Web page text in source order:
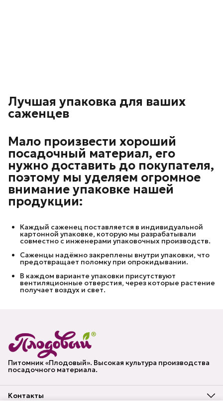
Лучшая упаковка для ваших
саженцев
Мало произвести хороший
посадочный материал, его
нужно доставить до покупателя,
поэтому мы уделяем огромное
внимание упаковке нашей
продукции:
Каждый саженец поставляется в индивидуальной
картонной упаковке, которую мы разрабатывали
совместно с инженерами упаковочных производств.
Саженцы надёжно закреплены внутри упаковки, что
предотвращает поломку при опрокидывании.
В каждом варианте упаковки присутствуют
вентиляционные отверстия, через которые растение
получает воздух и свет.
Питомник «Плодовый». Высокая культура производства
посадочного материала.
Контакты